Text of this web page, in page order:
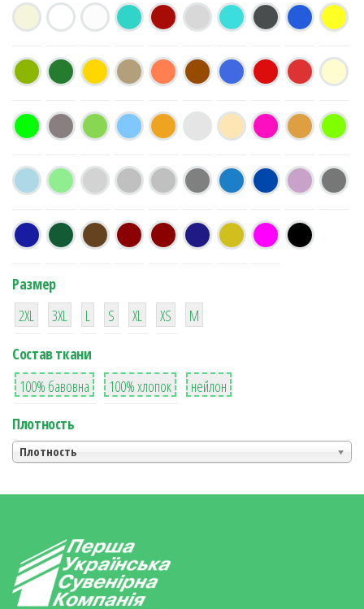
Размер
38
2XL
16
3XL
42
L
42
S
42
XL XS
М
Состав ткани
8
100% бавовна
36
100% хлопок
2
нейлон
Плотность
Плотность